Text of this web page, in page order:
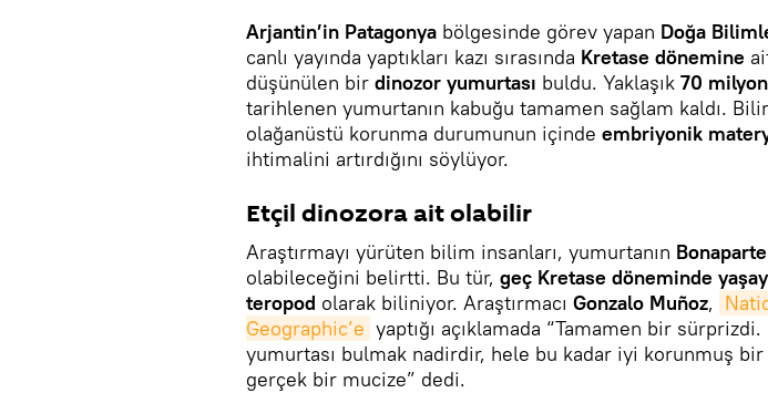
Arjantin’in Patagonya bölgesinde görev yapan Doğa
canlı yayında yaptıkları kazı sırasında Kretase dönemine
düşünülen bir dinozor yumurtası buldu. Yaklaşık 70
tarihlenen yumurtanın kabuğu tamamen sağlam kaldı.
olağanüstü korunma durumunun içinde embriyonik
ihtimalini artırdığını söylüyor.
Etçil dinozora ait olabilir
Araştırmayı yürüten bilim insanları, yumurtanın
olabileceğini belirtti. Bu tür, geç Kretase döneminde
teropod olarak biliniyor. Araştırmacı Gonzalo Muñoz,
Geographic’e yaptığı açıklamada “Tamamen bir
yumurtası bulmak nadirdir, hele bu kadar iyi korunmuş
gerçek bir mucize” dedi.